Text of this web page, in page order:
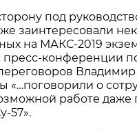
под
заинтересовали
на МАКС-2019
пресс-конференции
«…поговорили о
работе даже
57».